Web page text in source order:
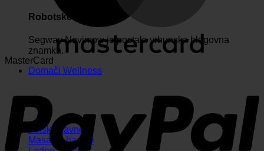
Robotske kosilnice
Segway Navimow je postala vrhunska blagovna
znamka.
Domači Wellness
Finske savne
Masažni bazeni
MasterCard